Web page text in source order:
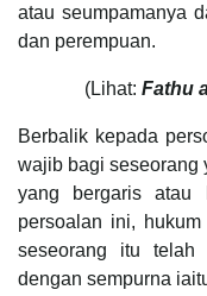
atau seumpamanya
dan perempuan.
(Lihat: Fathu
Berbalik kepada
wajib bagi seseorang
yang bergaris atau
persoalan ini,
seseorang itu telah
dengan sempurna